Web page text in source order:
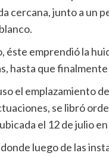
cercana, junto a un
éste emprendió la
hasta que
el emplazamiento
se libró
el 12 de julio
luego de las